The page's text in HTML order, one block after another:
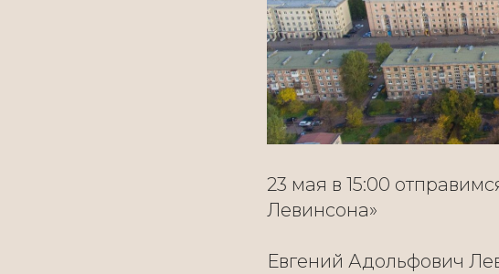
23 мая в 15:00
Левинсона»
Евгений Адольфович